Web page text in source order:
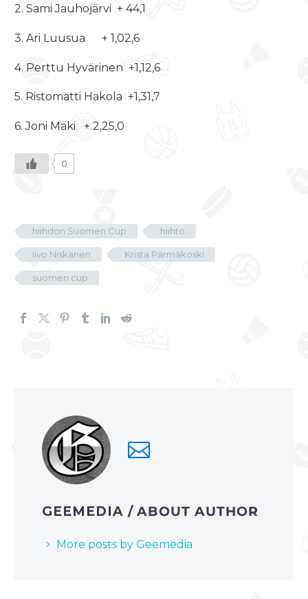
2. Sami Jauhojärvi + 44,1
3. Ari Luusua + 1,02,6
4. Perttu Hyvärinen +1,12,6
5. Ristomatti Hakola +1,31,7
6. Joni Mäki + 2,25,0
0
hiihdon Suomen Cup hiihto
Iivo Niskanen Krista Pärmäkoski
suomen cup
GEEMEDIA / ABOUT AUTHOR
More posts by Geemedia